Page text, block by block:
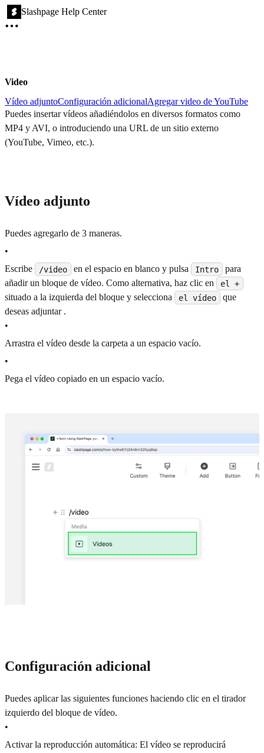
Slashpage Help Center
Video
Vídeo adjuntoConfiguración adicionalAgregar video de YouTube
Puedes insertar vídeos añadiéndolos en diversos formatos como
MP4 y AVI, o introduciendo una URL de un sitio externo
(YouTube, Vimeo, etc.).
Vídeo adjunto
Puedes agregarlo de 3 maneras.
•
Escribe
/video en el espacio en blanco y pulsa Intro
para
añadir un bloque de vídeo. Como alternativa, haz clic en
el +
situado a la izquierda del bloque y selecciona el vídeo
que
deseas adjuntar .
•
Arrastra el vídeo desde la carpeta a un espacio vacío.
•
Pega el vídeo copiado en un espacio vacío.
Configuración adicional
Puedes aplicar las siguientes funciones haciendo clic en el tirador
izquierdo del bloque de vídeo.
•
Activar la reproducción automática: El vídeo se reproducirá